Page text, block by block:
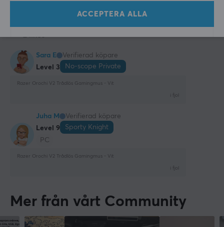
Producentens garanti
2 års garanti
Bredd
62.6 mm
38.5 mm
Sara E
Verifierad köpare
Level 3
No-scope Private
Razer Orochi V2 Trådlös Gamingmus - Vit
Juha M
Verifierad köpare
Level 9
Sporty Knight
PC
Razer Orochi V2 Trådlös Gamingmus - Vit
Mer från vårt Community
ACCEPTERA ALLA